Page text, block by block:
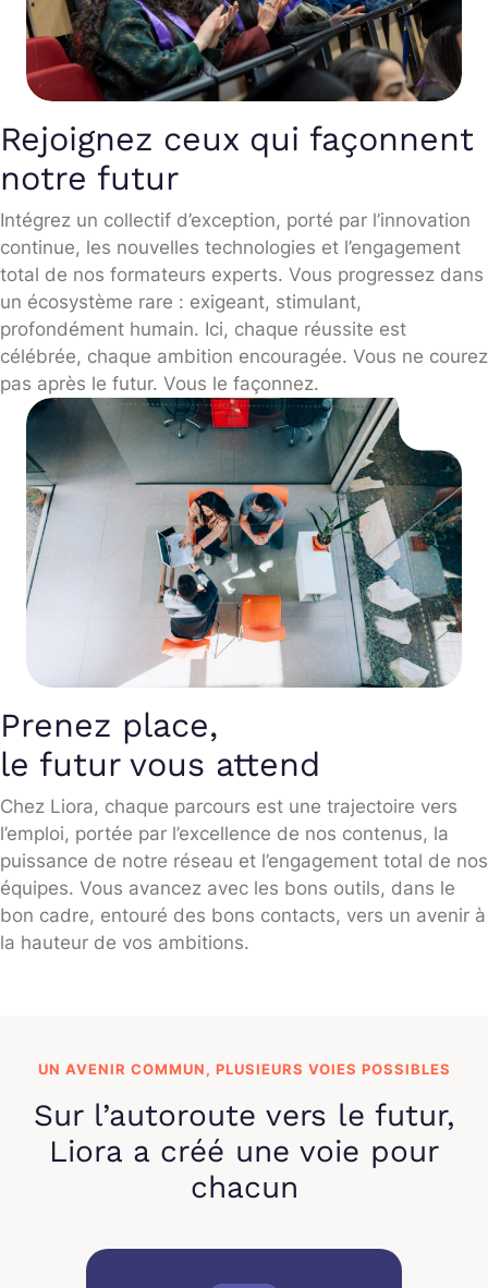
Rejoignez ceux qui façonnent
notre futur
Intégrez un collectif d’exception, porté par l’innovation
continue, les nouvelles technologies et l’engagement
total de nos formateurs experts. Vous progressez dans
un écosystème rare : exigeant, stimulant,
profondément humain. Ici, chaque réussite est
célébrée, chaque ambition encouragée. Vous ne courez
pas après le futur. Vous le façonnez.
Prenez place,
le futur vous attend
Chez Liora, chaque parcours est une trajectoire vers
l’emploi, portée par l’excellence de nos contenus, la
puissance de notre réseau et l’engagement total de nos
équipes. Vous avancez avec les bons outils, dans le
bon cadre, entouré des bons contacts, vers un avenir à
la hauteur de vos ambitions.
UN AVENIR COMMUN, PLUSIEURS VOIES POSSIBLES
Sur l’autoroute vers le futur,
Liora a créé une voie pour
chacun